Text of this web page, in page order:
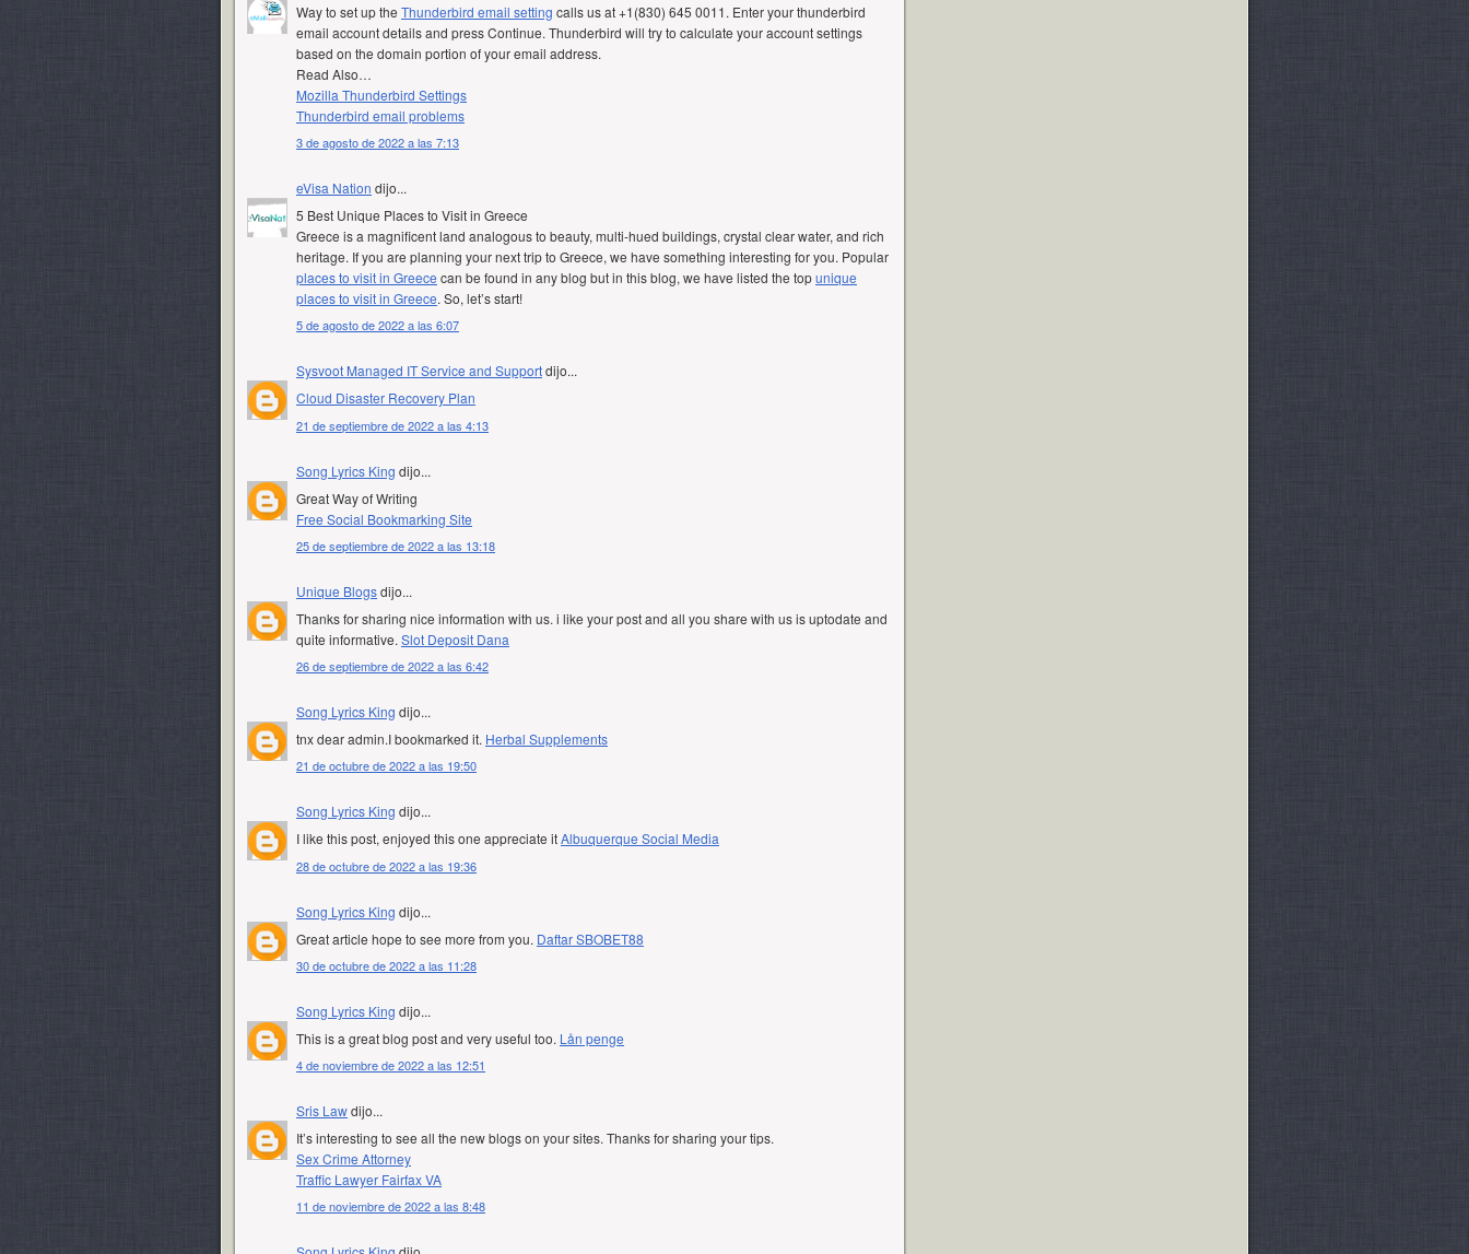
Way to set up the Thunderbird email setting calls us at +1(830) 645 0011. Enter your thunderbird
email account details and press Continue. Thunderbird will try to calculate your account settings
based on the domain portion of your email address.
Read Also…
Mozilla Thunderbird Settings
Thunderbird email problems
3 de agosto de 2022 a las 7:13
eVisa Nation dijo...
5 Best Unique Places to Visit in Greece
Greece is a magnificent land analogous to beauty, multi-hued buildings, crystal clear water, and rich
heritage. If you are planning your next trip to Greece, we have something interesting for you. Popular
places to visit in Greece can be found in any blog but in this blog, we have listed the topunique
places to visit in Greece. So, let’s start!
5 de agosto de 2022 a las 6:07
Sysvoot Managed IT Service and Supportdijo...
Cloud Disaster Recovery Plan
21 de septiembre de 2022 a las 4:13
Song Lyrics King dijo...
Great Way of Writing
Free Social Bookmarking Site
25 de septiembre de 2022 a las 13:18
Unique Blogsdijo...
Thanks for sharing nice information with us. i like your post and all you share with us is uptodate and
quite informative. Slot Deposit Dana
26 de septiembre de 2022 a las 6:42
Song Lyrics King dijo...
tnx dear admin.I bookmarked it. Herbal Supplements
21 de octubre de 2022 a las 19:50
Song Lyrics King dijo...
I like this post, enjoyed this one appreciate itAlbuquerque Social Media
28 de octubre de 2022 a las 19:36
Song Lyrics King dijo...
Great article hope to see more from you. Daftar SBOBET88
30 de octubre de 2022 a las 11:28
Song Lyrics King dijo...
This is a great blog post and very useful too. Lån penge
4 de noviembre de 2022 a las 12:51
Sris Lawdijo...
It’s interesting to see all the new blogs on your sites. Thanks for sharing your tips.
Sex Crime Attorney
Traffic Lawyer Fairfax VA
11 de noviembre de 2022 a las 8:48